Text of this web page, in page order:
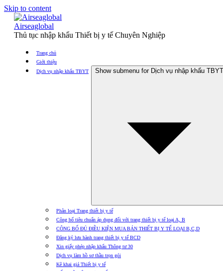
Skip to content
Airseaglobal
Thủ tục nhập khẩu Thiết bị y tế Chuyên Nghiệp
Trang chủ
Giới thiệu
Dịch vụ nhập khẩu TBYT
Show submenu for Dịch vụ nhập khẩu TBYT
Phân loại Trang thiết bị y tế
Công bố tiêu chuẩn áp dụng đối với trang thiết bị y tế loại A, B
CÔNG BỐ ĐỦ ĐIỀU KIỆN MUA BÁN THIẾT BỊ Y TẾ LOẠI B,C,D
Đăng ký lưu hành trang thiết bị y tế BCD
Xin giấy phép nhập khẩu Thông tư 30
Dịch vụ làm hồ sơ thầu trọn gói
Kê khai giá Thiết bị y tế